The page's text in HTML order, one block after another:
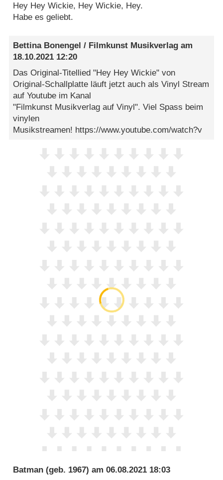
Hey Hey Wickie, Hey Wickie, Hey.
Habe es geliebt.
Bettina Bonengel / Filmkunst Musikverlag am
18.10.2021 12:20
Das Original-Titellied "Hey Hey Wickie" von
Original-Schallplatte läuft jetzt auch als Vinyl Stream
auf Youtube im Kanal
"Filmkunst Musikverlag auf Vinyl". Viel Spass beim
vinylen
Musikstreamen! https://www.youtube.com/watch?v
Batman (geb. 1967) am06.08.2021 18:03